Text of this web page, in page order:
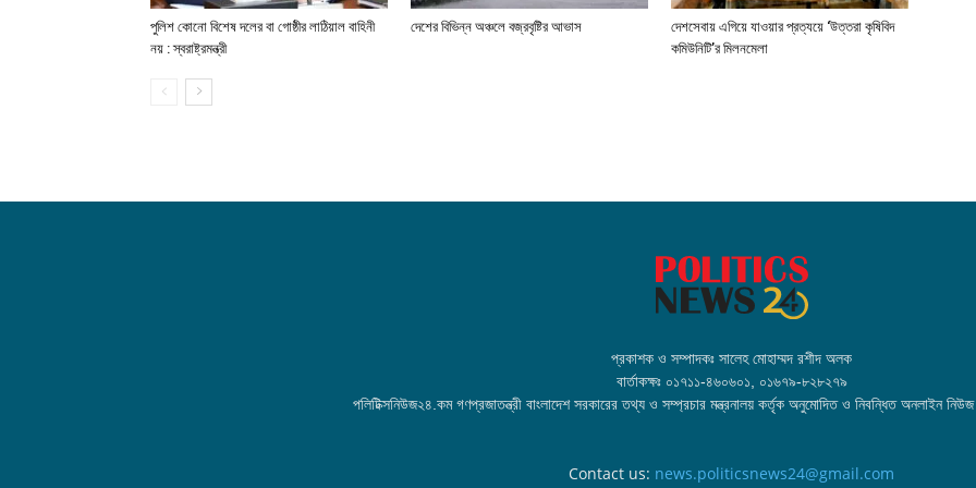
পুলিশ কোনো বিশেষ দলের বা গোষ্ঠীর লাঠিয়াল বাহিনী
নয় : স্বরাষ্ট্রমন্ত্রী
দেশের বিভিন্ন অঞ্চলে বজ্রবৃষ্টির আভাস
দেশসেবায় এগিয়ে যাওয়ার প্রত্যয়ে ‘উত্তরা কৃষিবিদ
কমিউনিটি’র মিলনমেলা
প্রকাশক ও সম্পাদকঃ সালেহ মোহাম্মদ রশীদ অলক
বার্তাকক্ষঃ ০১৭১১-৪৬০৬০১, ০১৬৭৯-৮২৮২৭৯
পলিটিক্সনিউজ২৪.কম গণপ্রজাতন্ত্রী বাংলাদেশ সরকারের তথ্য ও সম্প্রচার মন্ত্রনালয় কর্তৃক অনুমোদিত ও নিবন্ধিত অনলাইন
Contact us: news.politicsnews24@gmail.com